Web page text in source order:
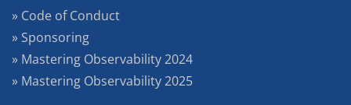
» Code of Conduct
» Sponsoring
» Mastering Observability 2024
» Mastering Observability 2025